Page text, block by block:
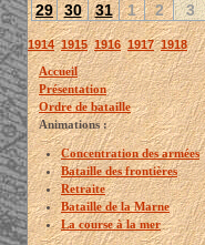
29 30 31 1 2 3
1914 1915 1916 1917 1918
Accueil
Présentation
Ordre de bataille
Animations :
Concentration des armées
Bataille des frontières
Retraite
Bataille de la Marne
La course à la mer